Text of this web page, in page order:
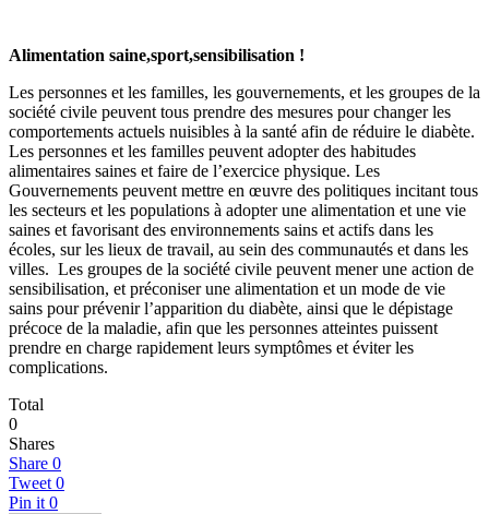
Alimentation saine,sport,sensibilisation !
Les personnes et les familles, les gouvernements, et les groupes de la
société civile peuvent tous prendre des mesures pour changer les
comportements actuels nuisibles à la santé afin de réduire le diabète.
Les personnes et les familles peuvent adopter des habitudes
alimentaires saines et faire de l’exercice physique. Les
Gouvernements peuvent mettre en œuvre des politiques incitant tous
les secteurs et les populations à adopter une alimentation et une vie
saines et favorisant des environnements sains et actifs dans les
écoles, sur les lieux de travail, au sein des communautés et dans les
villes. Les groupes de la société civile peuvent mener une action de
sensibilisation, et préconiser une alimentation et un mode de vie
sains pour prévenir l’apparition du diabète, ainsi que le dépistage
précoce de la maladie, afin que les personnes atteintes puissent
prendre en charge rapidement leurs symptômes et éviter les
complications.
Total
0
Shares
Share 0
Tweet 0
Pin it 0